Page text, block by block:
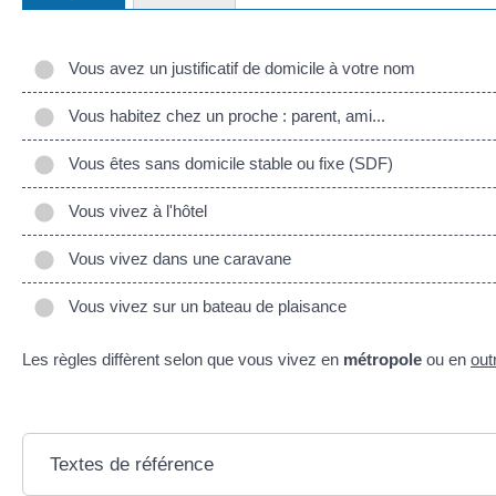
Vous avez un justificatif de domicile à votre nom
Vous habitez chez un proche : parent, ami...
Vous êtes sans domicile stable ou fixe (SDF)
Vous vivez à l'hôtel
Vous vivez dans une caravane
Vous vivez sur un bateau de plaisance
Les règles diffèrent selon que vous vivez en métropole ou en
Textes de référence